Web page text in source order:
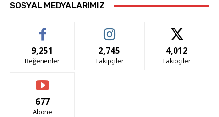
SOSYAL MEDYALARIMIZ
9,251
Beğenenler
2,745
Takipçiler
4,012
Takipçiler
677
Abone